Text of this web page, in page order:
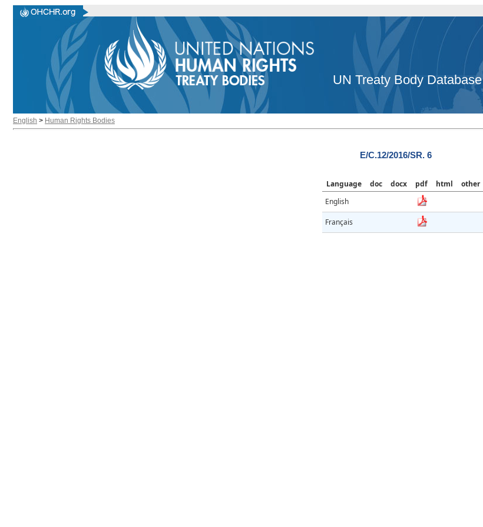
UN Treaty Body Database
English > Human Rights Bodies
E/C.12/2016/SR. 6
Language doc docx pdf html
other
English
Français